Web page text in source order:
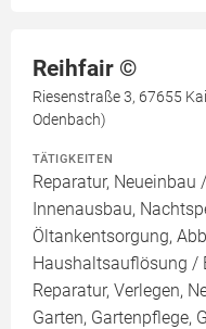
Reihfair ©️
Riesenstraße 3, 67655
Odenbach)
TÄTIGKEITEN
Reparatur,
Innenausbau,
Öltankentsorgung,
Haushaltsauflösung /
Reparatur, Verlegen,
Garten, Gartenpflege,